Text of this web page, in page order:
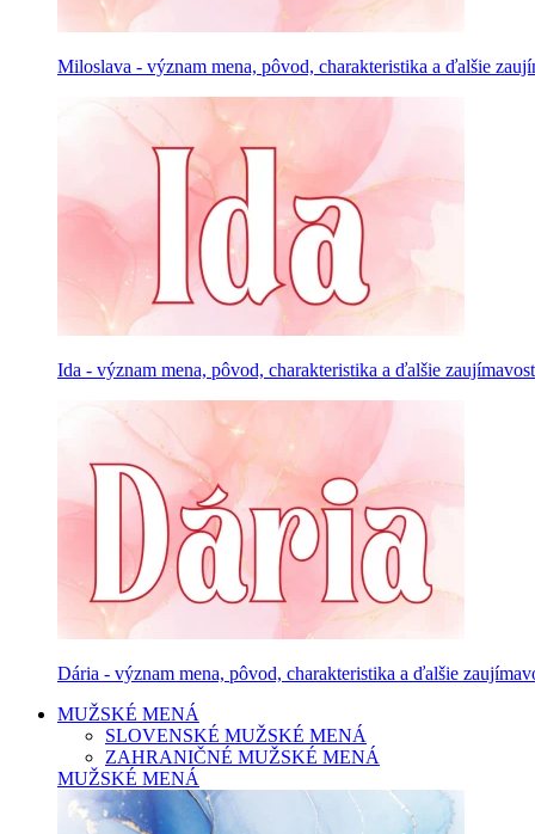
Miloslava - význam mena, pôvod, charakteristika a ďalšie
Ida - význam mena, pôvod, charakteristika a ďalšie
Dária - význam mena, pôvod, charakteristika a ďalšie
MUŽSKÉ MENÁ
SLOVENSKÉ MUŽSKÉ MENÁ
ZAHRANIČNÉ MUŽSKÉ MENÁ
MUŽSKÉ MENÁ